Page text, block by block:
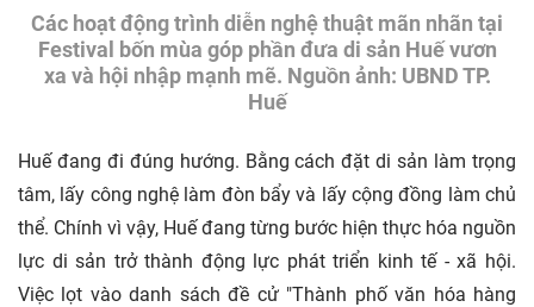
Các hoạt động trình diễn nghệ thuật mãn nhãn tại
Festival bốn mùa góp phần đưa di sản Huế vươn
xa và hội nhập mạnh mẽ. Nguồn ảnh: UBND TP.
Huế
Huế đang đi đúng hướng. Bằng cách đặt di sản làm trọng
tâm, lấy công nghệ làm đòn bẩy và lấy cộng đồng làm chủ
thể. Chính vì vậy, Huế đang từng bước hiện thực hóa nguồn
lực di sản trở thành động lực phát triển kinh tế - xã hội.
Việc lọt vào danh sách đề cử "Thành phố văn hóa hàng